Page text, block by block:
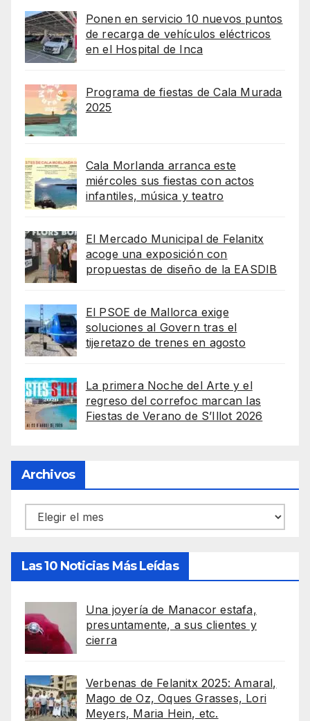
Ponen en servicio 10 nuevos puntos
de recarga de vehículos eléctricos
en el Hospital de Inca
Programa de fiestas de Cala Murada
2025
Cala Morlanda arranca este
miércoles sus fiestas con actos
infantiles, música y teatro
El Mercado Municipal de Felanitx
acoge una exposición con
propuestas de diseño de la EASDIB
El PSOE de Mallorca exige
soluciones al Govern tras el
tijeretazo de trenes en agosto
La primera Noche del Arte y el
regreso del correfoc marcan las
Fiestas de Verano de S’Illot 2026
Archivos
Archivos
Las 10 Noticias Más Leídas
Una joyería de Manacor estafa,
presuntamente, a sus clientes y
cierra
Verbenas de Felanitx 2025: Amaral,
Mago de Oz, Oques Grasses, Lori
Meyers, Maria Hein, etc.